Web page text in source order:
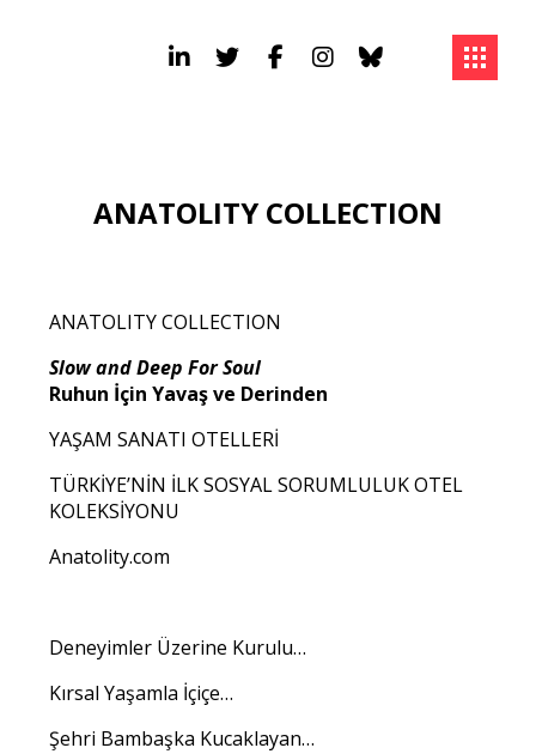
ANATOLITY COLLECTION
ANATOLITY COLLECTION
Slow and Deep For Soul
Ruhun İçin Yavaş ve Derinden
YAŞAM SANATI OTELLERİ
TÜRKİYE’NİN İLK SOSYAL SORUMLULUK OTEL
KOLEKSİYONU
Anatolity.com
Deneyimler Üzerine Kurulu…
Kırsal Yaşamla İçiçe…
Şehri Bambaşka Kucaklayan…